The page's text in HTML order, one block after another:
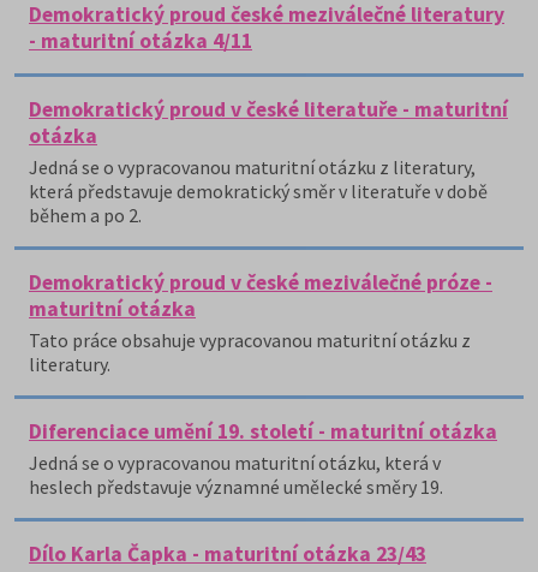
Demokratický proud české meziválečné literatury
- maturitní otázka 4/11
Demokratický proud v české literatuře - maturitní
otázka
Jedná se o vypracovanou maturitní otázku z literatury,
která představuje demokratický směr v literatuře v době
během a po 2.
Demokratický proud v české meziválečné próze -
maturitní otázka
Tato práce obsahuje vypracovanou maturitní otázku z
literatury.
Diferenciace umění 19. století - maturitní otázka
Jedná se o vypracovanou maturitní otázku, která v
heslech představuje významné umělecké směry 19.
Dílo Karla Čapka - maturitní otázka 23/43